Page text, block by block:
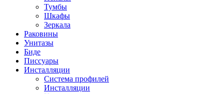
Тумбы
Шкафы
Зеркала
Раковины
Унитазы
Биде
Писсуары
Инсталляции
Система профилей
Инсталляции